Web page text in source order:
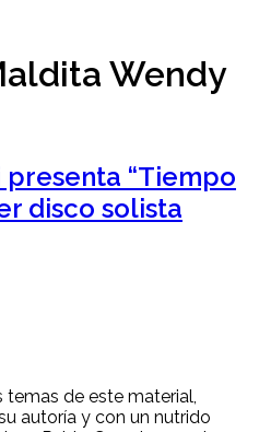
Wendy
presenta “Tiempo
disco solista
de este material,
autoría y con un nutrido